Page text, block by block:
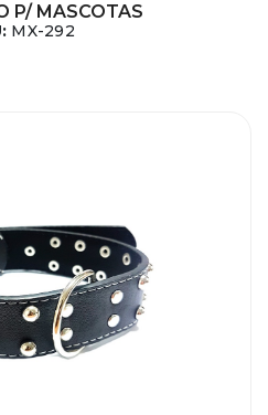
P/ MASCOTAS
MX-292